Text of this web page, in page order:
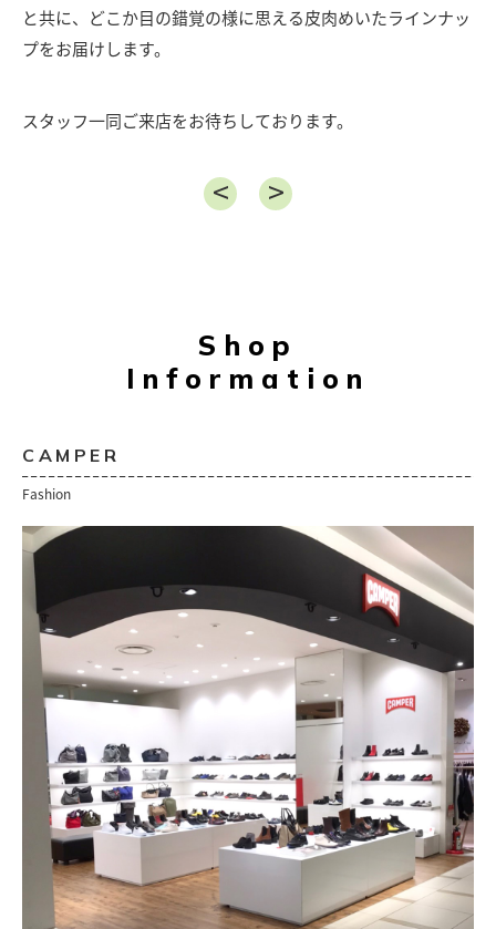
と共に、どこか目の錯覚の様に思える皮肉めいたラインナッ
プをお届けします。
スタッフ一同ご来店をお待ちしております。
Shop
Information
CAMPER
Fashion